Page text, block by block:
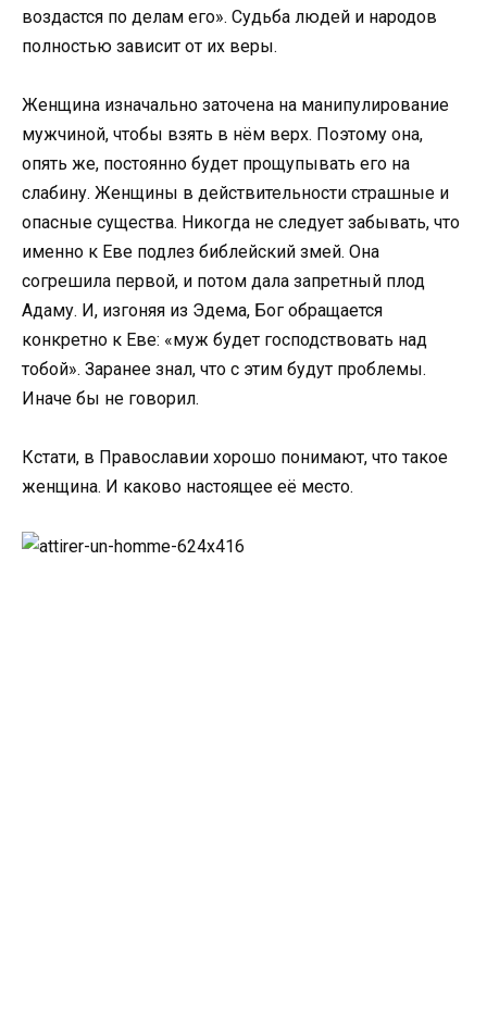
воздастся по делам его». Судьба людей и народов
полностью зависит от их веры.
Женщина изначально заточена на манипулирование
мужчиной, чтобы взять в нём верх. Поэтому она,
опять же, постоянно будет прощупывать его на
слабину. Женщины в действительности страшные и
опасные существа. Никогда не следует забывать, что
именно к Еве подлез библейский змей. Она
согрешила первой, и потом дала запретный плод
Адаму. И, изгоняя из Эдема, Бог обращается
конкретно к Еве: «муж будет господствовать над
тобой». Заранее знал, что с этим будут проблемы.
Иначе бы не говорил.
Кстати, в Православии хорошо понимают, что такое
женщина. И каково настоящее её место.